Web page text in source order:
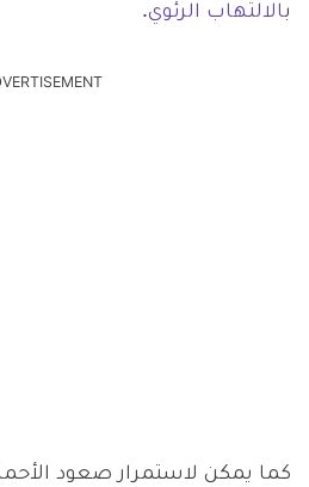
بالالتهاب الرئوي.
كما يمكن لاستمرار صعود